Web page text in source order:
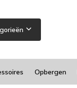
Opbergen